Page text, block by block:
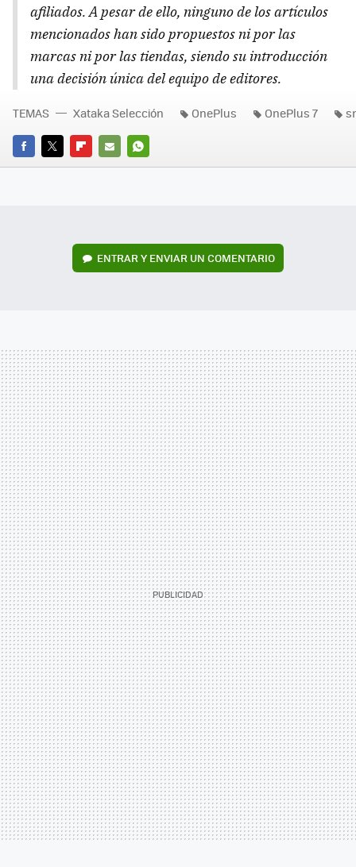
afiliados. A pesar de ello, ninguno de los artículos
mencionados han sido propuestos ni por las
marcas ni por las tiendas, siendo su introducción
una decisión única del equipo de editores.
FACEBOOK
TWITTERFLIPBOARD
E-
WHATSAPP
TEMAS Xataka Selección OnePlus OnePlus 7
ENTRAR Y ENVIAR UN COMENTARIO